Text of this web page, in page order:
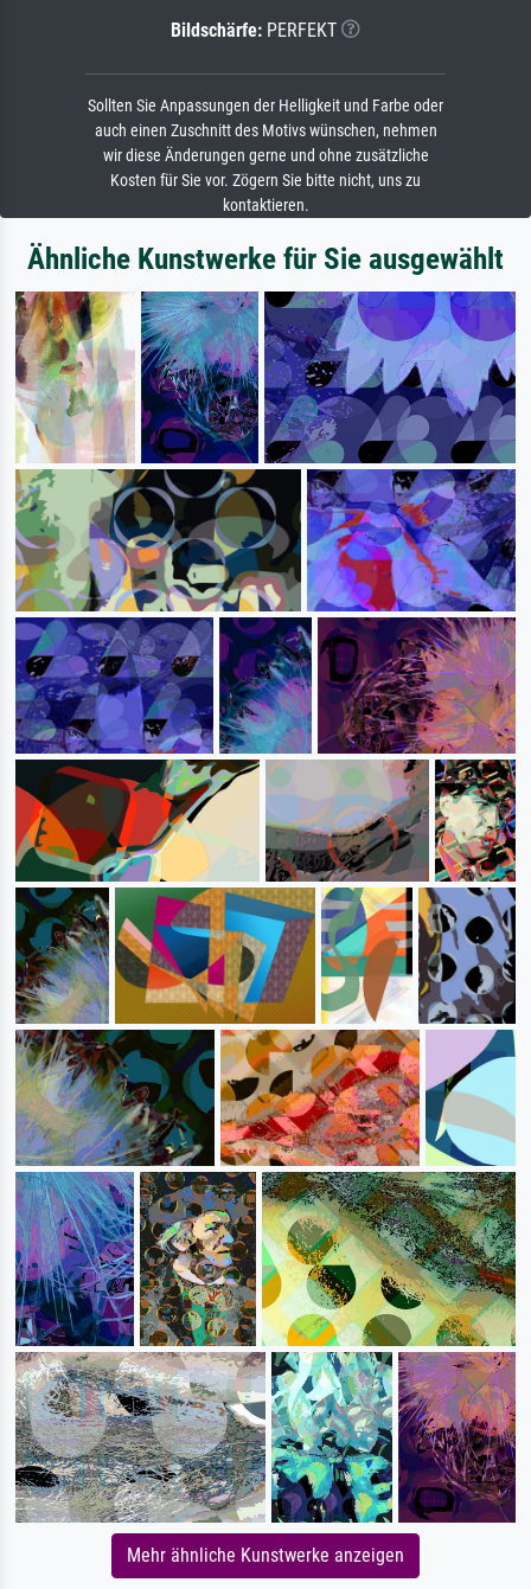
Bildschärfe: PERFEKT
Sollten Sie Anpassungen der Helligkeit und Farbe oder
auch einen Zuschnitt des Motivs wünschen, nehmen
wir diese Änderungen gerne und ohne zusätzliche
Kosten für Sie vor. Zögern Sie bitte nicht, uns zu
kontaktieren.
Ähnliche Kunstwerke für Sie ausgewählt
Mehr ähnliche Kunstwerke anzeigen